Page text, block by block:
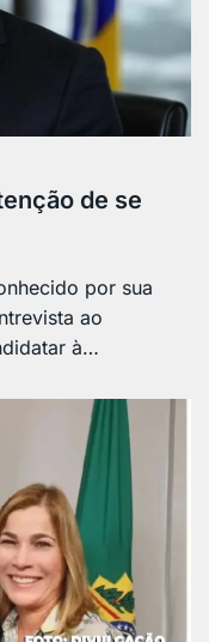
de se
por sua
ao
à…